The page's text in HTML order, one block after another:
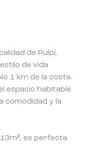
de Pulpí,
de vida
1 km de la costa.
espacio habitable
comodidad y la
es perfecta